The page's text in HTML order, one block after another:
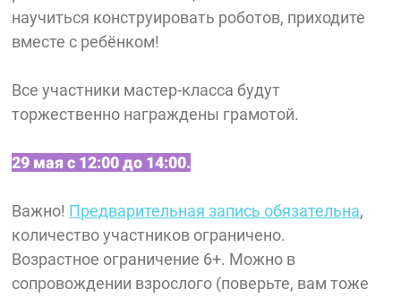
научиться конструировать роботов, приходите
вместе с ребёнком!
Все участники мастер-класса будут
торжественно награждены грамотой.
29 мая с 12:00 до 14:00.
Важно! Предварительная запись обязательна,
количество участников ограничено.
Возрастное ограничение 6+. Можно в
сопровождении взрослого (поверьте, вам тоже